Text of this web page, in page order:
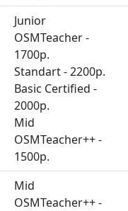
Junior
OSMTeacher -
1700р.
Standart - 2200р.
Basic Certified -
2000р.
Mid
OSMTeacher++ -
1500р.
Mid
OSMTeacher++ -